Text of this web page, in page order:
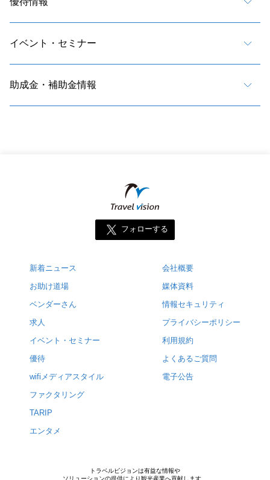
イベント・セミナー
助成金・補助金情報
フォローする
新着ニュース
お助け道場
ベンダーさん
求人
イベント・セミナー
優待
wifiメディアスタイル
ファクタリング
TARIP
エンタメ
会社概要
媒体資料
情報セキュリティ
プライバシーポリシー
利用規約
よくあるご質問
電子公告
トラベルビジョンは有益な情報や
ソリューションの提供により観光産業へ貢献します。